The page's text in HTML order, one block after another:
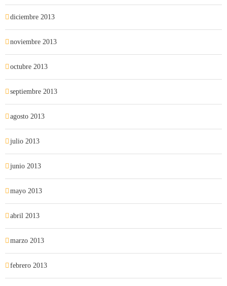
diciembre 2013
noviembre 2013
octubre 2013
septiembre 2013
agosto 2013
julio 2013
junio 2013
mayo 2013
abril 2013
marzo 2013
febrero 2013